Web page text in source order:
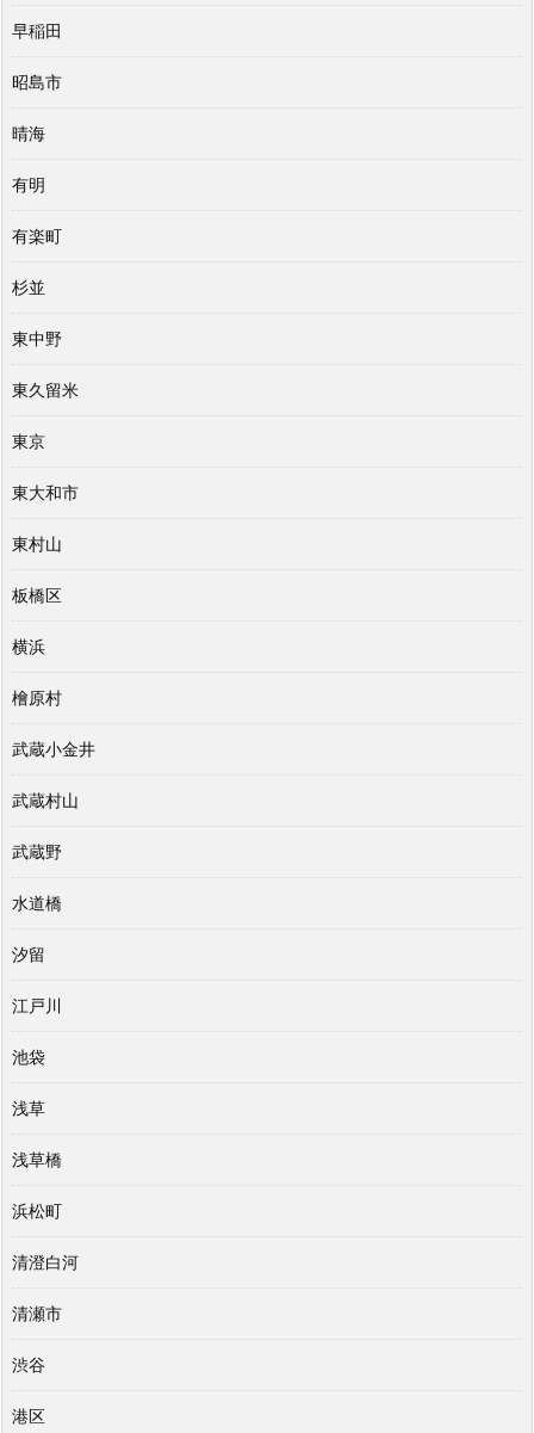
早稲田
昭島市
晴海
有明
有楽町
杉並
東中野
東久留米
東京
東大和市
東村山
板橋区
横浜
檜原村
武蔵小金井
武蔵村山
武蔵野
水道橋
汐留
江戸川
池袋
浅草
浅草橋
浜松町
清澄白河
清瀬市
渋谷
港区